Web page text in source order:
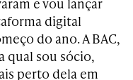
digital
do ano. A BAC,
qual sou sócio,
perto dela em